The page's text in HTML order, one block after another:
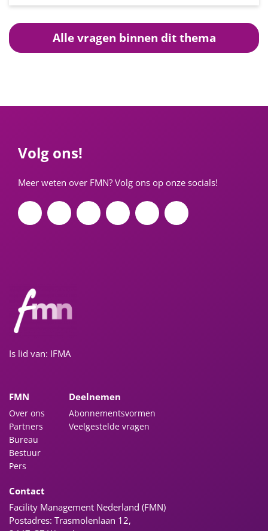
Alle vragen binnen dit thema
Is lid van: IFMA
FMN
Over ons
Partners
Bureau
Bestuur
Pers
Deelnemen
Abonnementsvormen
Veelgestelde vragen
Contact
Facility Management Nederland (FMN)
Postadres: Trasmolenlaan 12,
Volg ons!
Meer weten over FMN? Volg ons op onze socials!